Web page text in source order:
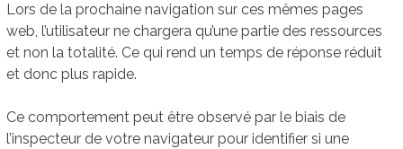
Lors de la prochaine navigation sur ces mêmes pages
web, l’utilisateur ne chargera qu’une partie des ressources
et non la totalité. Ce qui rend un temps de réponse réduit
et donc plus rapide.
Ce comportement peut être observé par le biais de
l’inspecteur de votre navigateur pour identifier si une